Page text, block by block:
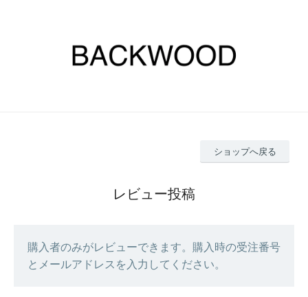
ショップへ戻る
レビュー投稿
購入者のみがレビューできます。購入時の受注番号
とメールアドレスを入力してください。